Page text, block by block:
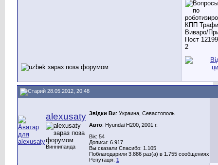
28.05.2012, 20:48
alexusaty
Виннипанда
Звідки Ви: Украина, Севастополь
Авто: Hyundai H200, 2001 г.
Вік: 54
Дописи: 6.917
Вы сказали Спасибо: 1.105
Поблагодарили 3.886 раз(а) в 1.755 сообщениях
Репутація: 1